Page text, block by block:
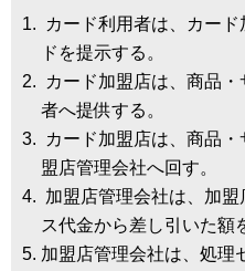
カード利用者は、カー
ドを提示する。
カード加盟店は、商品
者へ提供する。
カード加盟店は、商品
盟店管理会社へ回す。
加盟店管理会社は、加
ス代金から差し引いた額
加盟店管理会社は、処理